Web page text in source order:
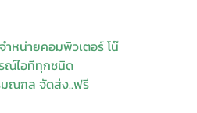
หน่ายคอมพิวเตอร์ โน๊
ณ์ไอทีทุกชนิด
มณฑล จัดส่ง..ฟรี